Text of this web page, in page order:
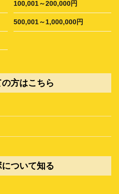
100,001～200,000円
500,001～1,000,000円
方はこちら
ついて知る